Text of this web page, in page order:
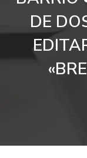
DE